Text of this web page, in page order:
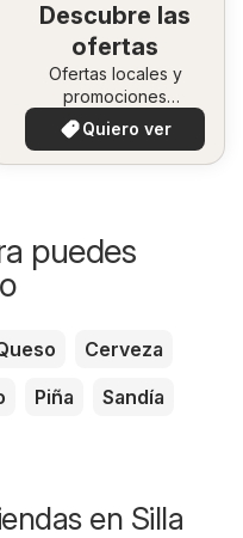
Descubre las
ofertas
Ofertas locales y
promociones
especiales.
Quiero ver
puedes
Cerveza
Piña
Sandía
en Silla